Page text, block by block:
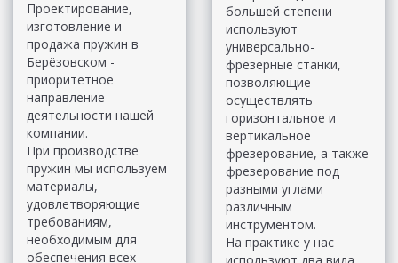
Проектирование,
изготовление и
продажа пружин в
Берёзовском -
приоритетное
направление
деятельности нашей
компании.
При производстве
пружин мы используем
материалы,
удовлетворяющие
требованиям,
необходимым для
обеспечения всех
большей степени
используют
универсально-
фрезерные станки,
позволяющие
осуществлять
горизонтальное и
вертикальное
фрезерование, а также
фрезерование под
разными углами
различным
инструментом.
На практике у нас